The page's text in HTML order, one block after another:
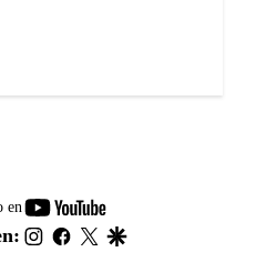
en
youtube-
footer
instagram
facebook
twitter